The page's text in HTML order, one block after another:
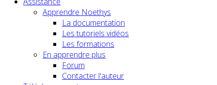
Apprendre Noethys
La documentation
Les tutoriels vidéos
Les formations
En apprendre plus
Forum
Contacter l'auteur